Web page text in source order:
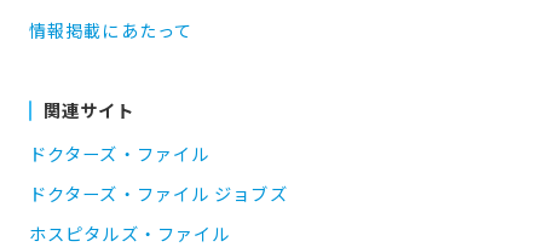
情報掲載にあたって
関連サイト
ドクターズ・ファイル
ドクターズ・ファイル ジョブズ
ホスピタルズ・ファイル